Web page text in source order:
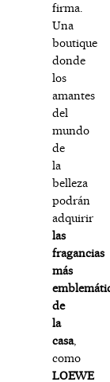
firma.
Una
boutique
donde
los
amantes
del
mundo
de
la
belleza
podrán
adquirir
las
fragancias
más
de
la
casa,
como
LOEWE